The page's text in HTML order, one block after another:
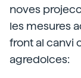
noves
les mesures
front al canvi
agredolces: